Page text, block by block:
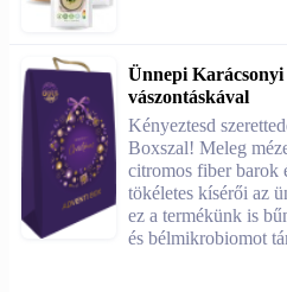
Ünnepi
vászontáskával
Kényeztesd
Boxszal! Meleg
citromos fiber barok
tökéletes kísérői az
ez a termékünk is
és bélmikrobiomot